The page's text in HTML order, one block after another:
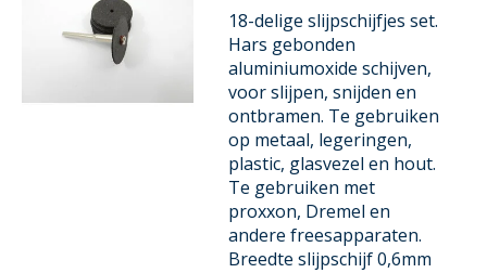
18-delige slijpschijfjes set.
Hars gebonden
aluminiumoxide schijven,
voor slijpen, snijden en
ontbramen. Te gebruiken
op metaal, legeringen,
plastic, glasvezel en hout.
Te gebruiken met
proxxon, Dremel en
andere freesapparaten.
Breedte slijpschijf 0,6mm